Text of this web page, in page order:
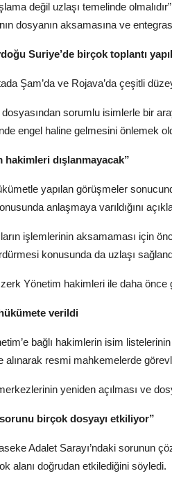
değil uzlaşı temelinde
dosyanın aksamasına ve
Suriye’de birçok toplantı
Şam’da ve Rojava’da çeşitli
dosyasından sorumlu isimlerle bir
engel haline gelmesini önlemek
hakimleri dışlanmayacak”
yapılan görüşmeler
anlaşmaya varıldığını
işlemlerinin aksamaması için
konusunda da uzlaşı
Yönetim hakimleri ile daha önce
verildi
bağlı hakimlerin isim
alınarak resmi mahkemelerde
yeniden açılması ve
birçok dosyayı etkiliyor”
Adalet Sarayı’ndaki sorunun
alanı doğrudan etkilediğini söyledi.